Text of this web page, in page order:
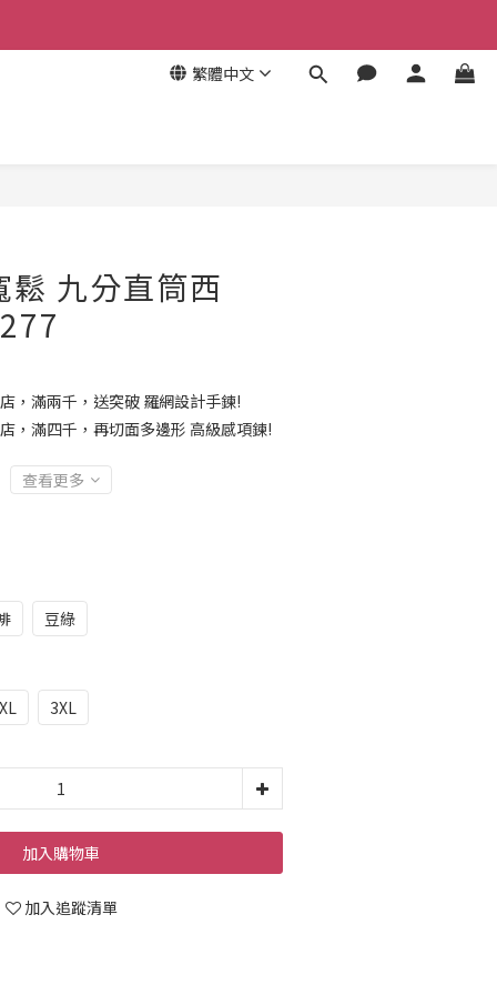
繁體中文
鬆 九分直筒西
，滿兩千，送突破 羅網設計手鍊!
，滿四千，再切面多邊形 高級感項鍊!
查看更多
豆綠
3XL
加入購物車
加入追蹤清單